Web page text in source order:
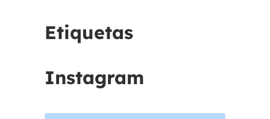
Etiquetas
Instagram